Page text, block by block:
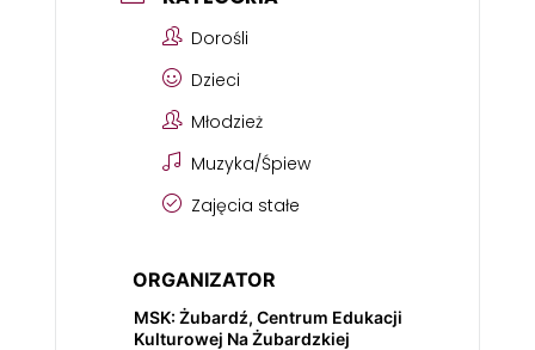
Dorośli
Dzieci
Młodzież
Muzyka/Śpiew
Zajęcia stałe
ORGANIZATOR
MSK: Żubardź, Centrum Edukacji
Kulturowej Na Żubardzkiej